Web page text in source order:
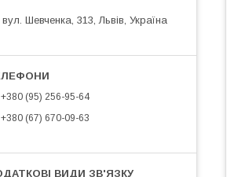
вул. Шевченка, 313, Львів, Україна
+380 (95) 256-95-64
+380 (67) 670-09-63